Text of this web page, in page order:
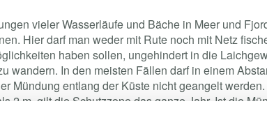
vieler Wasserläufe und Bäche in Meer und
Hier darf man weder mit Rute noch mit Netz
haben sollen, ungehindert in die
wandern. In den meisten Fällen darf in einem
Mündung entlang der Küste nicht geangelt
2 m, gilt die Schutzzone das ganze Jahr. Ist die